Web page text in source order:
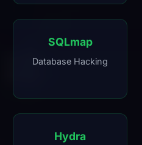
SQLmap
Database Hacking
Hydra